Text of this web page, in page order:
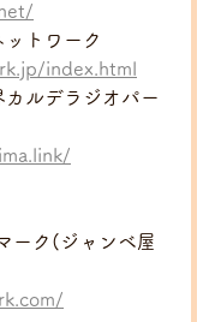
トワーク
index.html
ルデラジオパー
ーク(ジャンベ屋